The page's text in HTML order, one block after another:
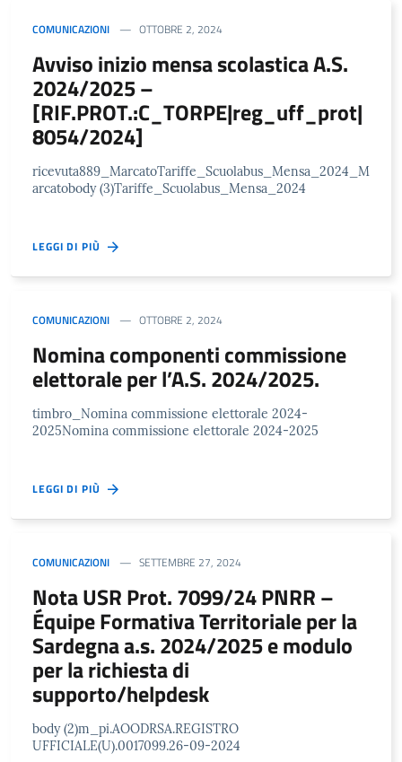
COMUNICAZIONI OTTOBRE 2, 2024
Avviso inizio mensa scolastica A.S.
2024/2025 –
[RIF.PROT.:C_TORPE|reg_uff_prot|
8054/2024]
ricevuta889_MarcatoTariffe_Scuolabus_Mensa_2024_M
arcatobody (3)Tariffe_Scuolabus_Mensa_2024
LEGGI DI PIÙ
COMUNICAZIONI OTTOBRE 2, 2024
Nomina componenti commissione
elettorale per l’A.S. 2024/2025.
timbro_Nomina commissione elettorale 2024-
2025Nomina commissione elettorale 2024-2025
LEGGI DI PIÙ
COMUNICAZIONI SETTEMBRE 27, 2024
Nota USR Prot. 7099/24 PNRR –
Équipe Formativa Territoriale per la
Sardegna a.s. 2024/2025 e modulo
per la richiesta di
supporto/helpdesk
body (2)m_pi.AOODRSA.REGISTRO
UFFICIALE(U).0017099.26-09-2024